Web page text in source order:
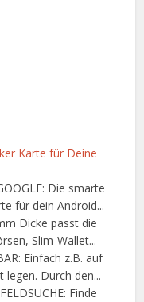
Karte für Deine
Die smarte
für dein Android...
Dicke passt die
Slim-Wallet...
Einfach z.B. auf
Durch den...
Finde